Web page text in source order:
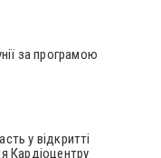
за програмою
у відкритті
Кардіоцентру